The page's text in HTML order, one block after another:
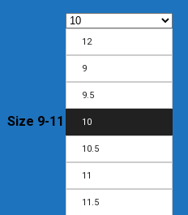
Size 9-11
12
9
9.5
10
10.5
11
11.5